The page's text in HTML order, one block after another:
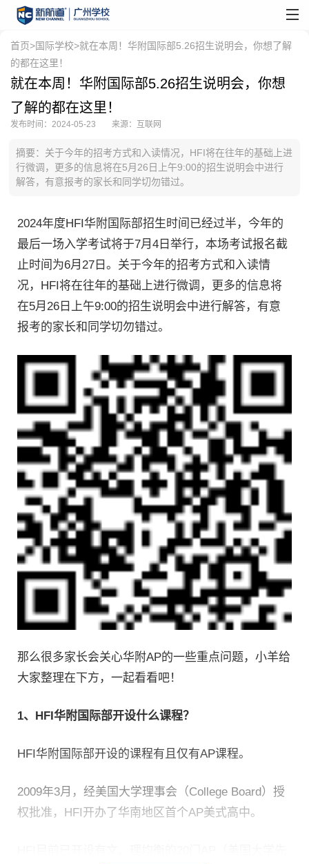
首页>国际学校>就在本周！华附国际部5.26招生说明会，你想了解
的都在这里！
就在本周！华附国际部5.26招生说明会，你想
了解的都在这里！
发布时间：2024-05-23 来源：互联网
摘要：关于今年的招考方式和入读情况，HFI将在往年的基础上进
行微调，更多的信息将在5月26日上午9:00的招生说明会中进行
解答，有意报考的家长和同学切勿错过。
2024年度HFI华附国际部招生时间已经过半，今年的
最后一场入学考试将于7月4日举行，本场考试报名截
止时间为6月27日。关于今年的招考方式和入读情
况，HFI将在往年的基础上进行微调，更多的信息将
在5月26日上午9:00的招生说明会中进行解答，有意
报考的家长和同学切勿错过。
那么很多家长会关心华附AP的一些重点问题，小羊给
大家整理在下方，一起看看吧！
1、HFI华附国际部开设什么课程？
HFI华附国际部开设的课程有且仅有AP课程。
2009年3月，经美国大学理事会（College Board）授
权批准，HFI开办了华南地区首个AP美式高中。